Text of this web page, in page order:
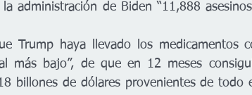
administración de Biden “11,888
Trump haya llevado los medicamentos
más bajo”, de que en 12 meses
billones de dólares provenientes de todo